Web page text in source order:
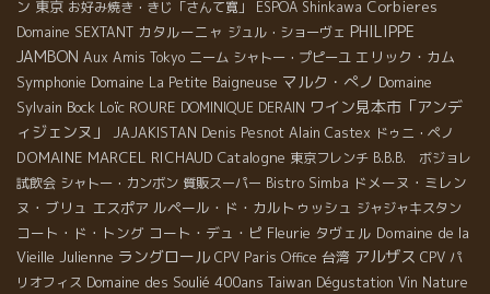
ン 東京 お好み焼き・きじ「さんて寛」 ESPOA Shinkawa Corbieres
Domaine SEXTANT カタルーニャ ジュル・ショーヴェ PHILIPPE
JAMBON Aux Amis Tokyo ニーム シャトー・プピーユ エリック・カム
Symphonie Domaine La Petite Baigneuse マルク・ぺノ Domaine
Sylvain Bock Loïc ROURE DOMINIQUE DERAIN ワイン見本市「アンデ
ィジェンヌ」
JAJAKISTAN Denis Pesnot Alain Castex ドゥニ・ペノ
DOMAINE MARCEL RICHAUD Catalogne 東京フレンチ B.B.B. ボジョレ
試飲会 シャトー・カンボン 質販スーパー Bistro Simba ドメーヌ・ミレン
ヌ・ブリュ エスポア ルペール・ド・カルトゥッシュ ジャジャキスタン
コート・ド・トング コート・デュ・ピ Fleurie タヴェル Domaine de la
Vieille Julienne ラングロール CPV Paris Office 台湾 アルザス CPV パ
リオフィス Domaine des Soulié 400ans Taiwan Dégustation Vin Nature